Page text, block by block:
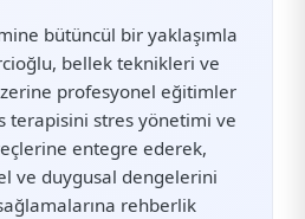
bütüncül bir yaklaşımla
bellek teknikleri ve
profesyonel eğitimler
terapisini stres yönetimi ve
entegre ederek,
ve duygusal dengelerini
rehberlik